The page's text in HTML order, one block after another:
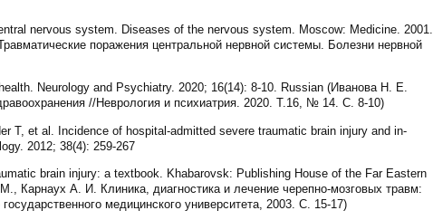
nervous system. Diseases of the nervous system. Moscow: Medicine. 2001.
поражения центральной нервной системы. Болезни нервной
Neurology and Psychiatry. 2020; 16(14): 8-10. Russian (Иванова Н. Е.
//Неврология и психиатрия. 2020. Т.16, № 14. С. 8-10)
T, et al. Incidence of hospital-admitted severe traumatic brain injury and in-
2012; 38(4): 259-267
brain injury: a textbook. Khabarovsk: Publishing House of the Far Eastern
Карнаух А. И. Клиника, диагностика и лечение черепно-мозговых травм:
медицинского университета, 2003. С. 15-17)